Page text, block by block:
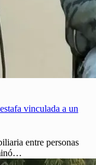
vinculada a un
entre personas